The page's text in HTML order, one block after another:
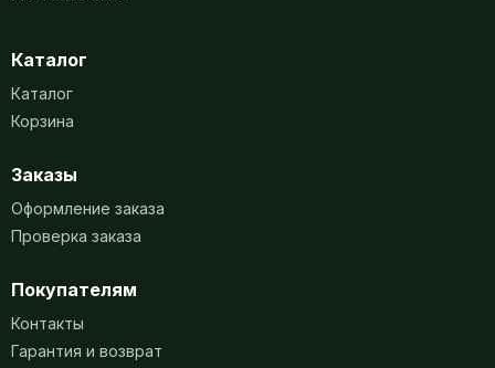
Каталог
Каталог
Корзина
Заказы
Оформление заказа
Проверка заказа
Покупателям
Контакты
Гарантия и возврат